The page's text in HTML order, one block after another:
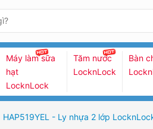
Máy làm sữa
hạt
LocknLock
Tăm nước
LocknLock
Bàn
HAP519YEL - Ly nhựa 2 lớp